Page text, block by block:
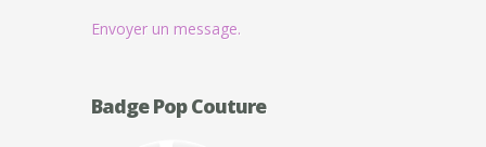
Envoyer un message.
Badge Pop Couture